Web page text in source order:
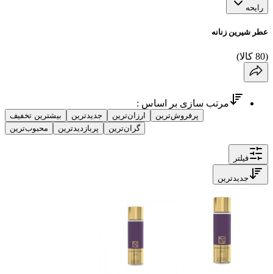
رایحه
عطر شیرین زنانه
(
80 کالا)
مرتب سازی بر اساس :
بیشترین تخفیف جدیدترین ارزان‌ترین
پرفروش‌ترین
محبوب‌ترین
پربازدیدترین گران‌ترین
فیلتر
جدیدترین